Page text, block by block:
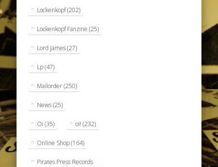
Lockenkopf(202)
Lockenkopf Fanzine (25)
Lord James(27)
Lp(47)
Mailorder(250)
News(25)
Oi (35) oi! (232)
Online Shop(164)
Pirates Press Records